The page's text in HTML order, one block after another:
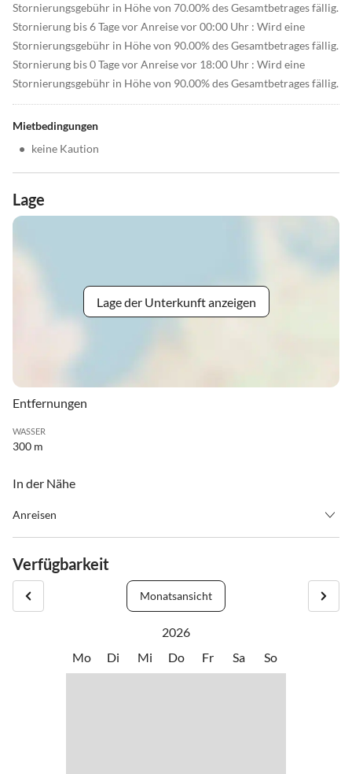
Stornierungsgebühr in Höhe von 70.00% des Gesamtbetrages fällig.
Stornierung bis 6 Tage vor Anreise vor 00:00 Uhr : Wird eine
Stornierungsgebühr in Höhe von 90.00% des Gesamtbetrages fällig.
Stornierung bis 0 Tage vor Anreise vor 18:00 Uhr : Wird eine
Stornierungsgebühr in Höhe von 90.00% des Gesamtbetrages fällig.
Mietbedingungen
• keine Kaution
Lage
Lage der Unterkunft anzeigen
Entfernungen
WASSER
300 m
In der Nähe
Anreisen
Lofer-Weiter auf Lofer B311-im Kreisverkehr dritte Ausfahrt
nehmen, weiter auf B311-im Kreisverkehr dritte Ausfahrt nehmen
350 m B164
Verfügbarkeit
Monatsansicht
2026
Mo
Di Mi Do Fr Sa So